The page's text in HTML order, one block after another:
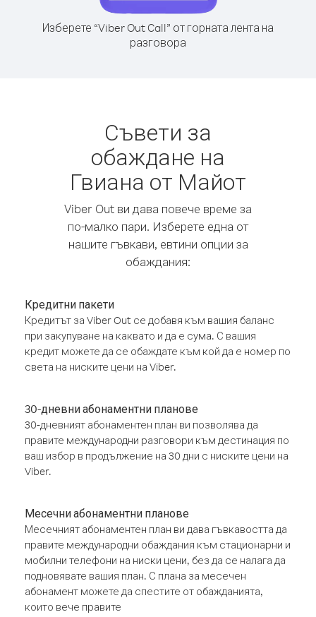
Изберете “Viber Out Call” от горната лента на
разговора
Съвети за
обаждане на
Гвиана от Майот
Viber Out ви дава повече време за
по-малко пари. Изберете една от
нашите гъвкави, евтини опции за
обаждания:
Кредитни пакети
Кредитът за Viber Out се добавя към вашия баланс
при закупуване на каквато и да е сума. С вашия
кредит можете да се обаждате към кой да е номер по
света на ниските цени на Viber.
30-дневни абонаментни планове
30-дневният абонаментен план ви позволява да
правите международни разговори към дестинация по
ваш избор в продължение на 30 дни с ниските цени на
Viber.
Месечни абонаментни планове
Месечният абонаментен план ви дава гъвкавостта да
правите международни обаждания към стационарни и
мобилни телефони на ниски цени, без да се налага да
подновявате вашия план. С плана за месечен
абонамент можете да спестите от обажданията,
които вече правите